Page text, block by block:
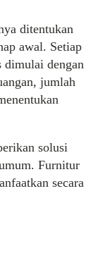
ditentukan
awal. Setiap
dimulai dengan
jumlah
solusi
Furnitur
secara